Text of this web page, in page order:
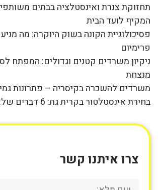
תחזוקת צנרת ואינסטלציה בבתים
המקיף לועד הבית
פסיכולוגיית הקונה בשוק היוקרה: מה מניע
פרימיום
ניקיון משרדים קטנים וגדולים: המפתח
מנצחת
משרדים להשכרה בקיסריה – פתרונות
בחירת אינסטלטור בקרית גת: 6 דברים שלא כדאי לפספס
צרו איתנו קשר